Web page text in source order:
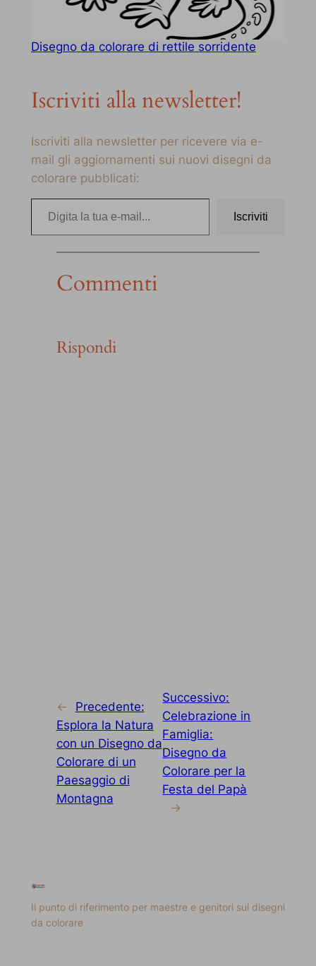
Disegno da colorare di rettile sorridente
Iscriviti alla newsletter!
Iscriviti alla newsletter per ricevere via e-
mail gli aggiornamenti sui nuovi disegni da
colorare pubblicati:
Digita la tua e-mail…
Iscriviti
Commenti
Rispondi
←
Precedente:
Esplora la Natura
con un Disegno da
Colorare di un
Paesaggio di
Montagna
Successivo:
Celebrazione in
Famiglia:
Disegno da
Colorare per la
Festa del Papà
→
Il punto di riferimento per maestre e genitori sui disegni
da colorare